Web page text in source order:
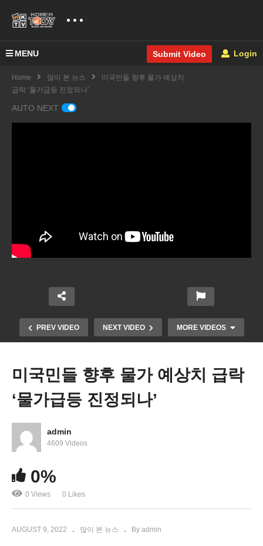
MENU Submit Video Login
Home 많이 본 뉴스
미국민들 향후 물가 예상치
급락 ‘물가급등 진정되나’
AUTO NEXT
PREV VIDEO NEXT VIDEO MORE VIDEOS
미국 온라인 물가 2년만에 첫 하락 ‘물가 잡히나’
미국민들 향후 물가 예상치 급락
‘물가급등 진정되나’
admin
4609 Videos
0%
0 Views 0 Likes
AUGUST 9, 2022 많이 본 뉴스 By admin